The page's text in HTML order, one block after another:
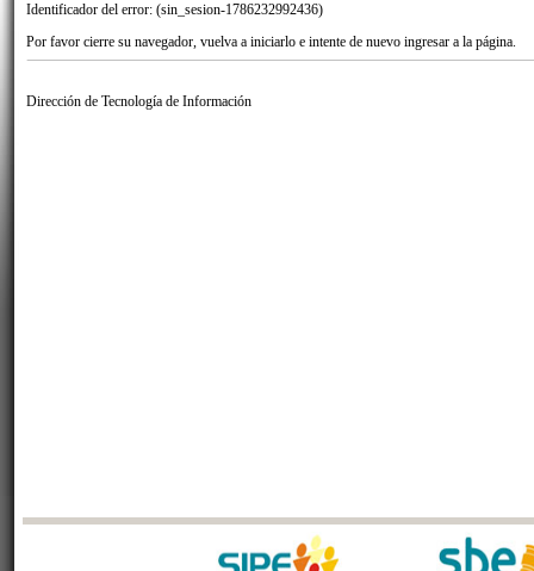
Identificador del error: (sin_sesion-1786232992436)
Por favor cierre su navegador, vuelva a iniciarlo e intente de nuevo ingresar a la página.
Dirección de Tecnología de Información